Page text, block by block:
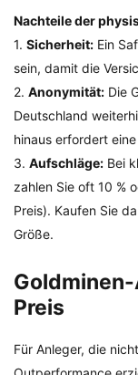
Nachteile der
1. Sicherheit: Ein
sein, damit die
2. Anonymität: Die
Deutschland
hinaus erfordert
3. Aufschläge: Bei
zahlen Sie oft 10 %
Preis). Kaufen Sie
Größe.
Preis
Für Anleger, die